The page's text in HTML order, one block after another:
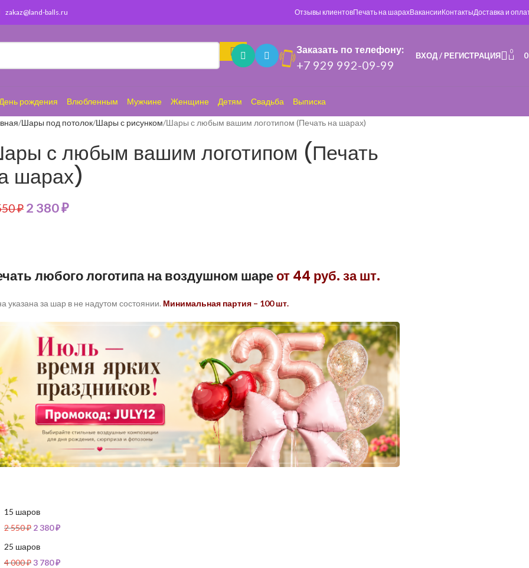
zakaz@land-balls.ru Отзывы клиентовПечать на шарахВакансииКонтактыДоставка и
Заказать по телефону:
+7 929 992-09-99
ВХОД / РЕГИСТРАЦИЯ 0
рождения Влюбленным Мужчине Женщине Детям Свадьба Выписка
Шары под потолок Шары с рисунком Шары с любым вашим логотипом (Печать на шарах)
с любым вашим логотипом (Печать
шарах)
₽ 2 380₽
любого логотипа на воздушном шареот 44 руб. за шт.
указана за шар в не надутом состоянии. Минимальная партия – 100 шт.
15 шаров
2 550₽ 2 380₽
25 шаров
4 000₽3 780₽